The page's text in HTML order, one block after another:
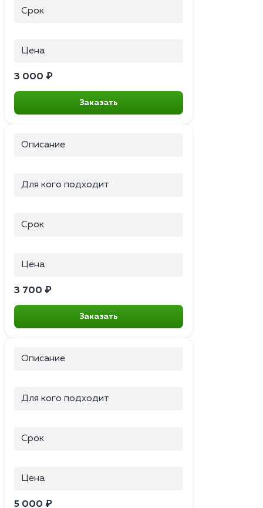
Срок
Цена
3 000 ₽
Заказать
Описание
Для кого подходит
Срок
Цена
3 700 ₽
Заказать
Описание
Для кого подходит
Срок
Цена
5 000 ₽